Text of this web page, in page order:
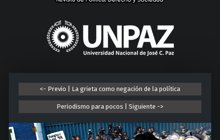
U
n
i
v
r
s
i
d
a
<- Previo | La grieta como negación de la política
Periodismo para pocos | Siguiente ->